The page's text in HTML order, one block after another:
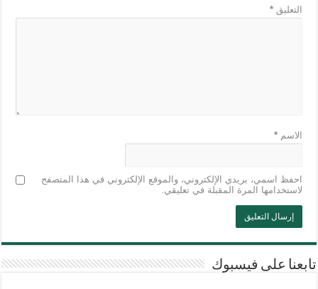
التعليق*
الاسم*
احفظ اسمي، بريدي الإلكتروني، والموقع الإلكتروني في هذا المتصفح
لاستخدامها المرة المقبلة في تعليقي.
تابعنا على فيسبوك